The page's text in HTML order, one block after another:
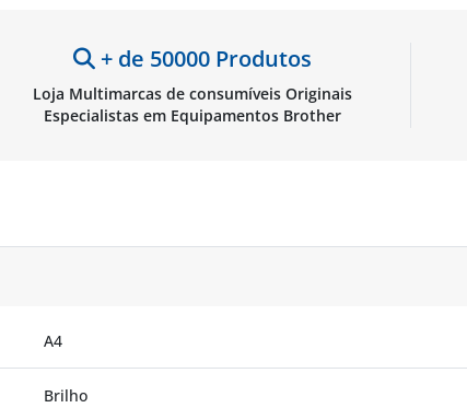
+ de 50000 Produtos
Loja Multimarcas de consumíveis Originais
Especialistas em Equipamentos Brother
A4
Brilho